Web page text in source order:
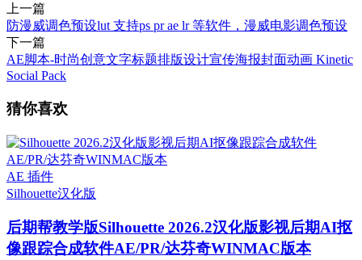
上一篇
防漫威调色预设lut 支持ps pr ae lr 等软件，漫威电影调色预设
下一篇
AE脚本-时尚创意文字标题排版设计宣传海报封面动画 Kinetic
Social Pack
猜你喜欢
AE 插件
Silhouette汉化版
后期帮教学版Silhouette 2026.2汉化版影视后期AI抠
像跟踪合成软件AE/PR/达芬奇WINMAC版本